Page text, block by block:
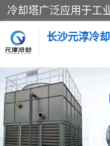
长沙元淳冷
方形开式冷却塔
闭式冷却塔